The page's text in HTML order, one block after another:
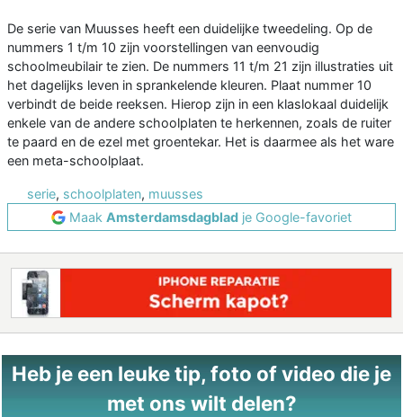
De serie van Muusses heeft een duidelijke tweedeling. Op de
nummers 1 t/m 10 zijn voorstellingen van eenvoudig
schoolmeubilair te zien. De nummers 11 t/m 21 zijn illustraties uit
het dagelijks leven in sprankelende kleuren. Plaat nummer 10
verbindt de beide reeksen. Hierop zijn in een klaslokaal duidelijk
enkele van de andere schoolplaten te herkennen, zoals de ruiter
te paard en de ezel met groentekar. Het is daarmee als het ware
een meta-schoolplaat.
serie, schoolplaten, muusses
Maak Amsterdamsdagblad je Google-favoriet
Heb je een leuke tip, foto of video die je
met ons wilt delen?